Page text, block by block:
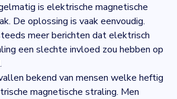
is elektrische magnetische
De oplossing is vaak eenvoudig.
meer berichten dat elektrisch
een slechte invloed zou hebben op
bekend van mensen welke heftig
magnetische straling. Men